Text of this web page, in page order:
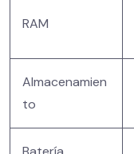
RAM
Almacenamien
to